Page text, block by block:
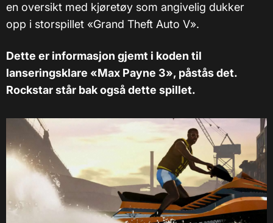
en oversikt med kjøretøy som angivelig dukker
opp i storspillet «Grand Theft Auto V».
Dette er informasjon gjemt i koden til
lanseringsklare «Max Payne 3», påstås det.
Rockstar står bak også dette spillet.